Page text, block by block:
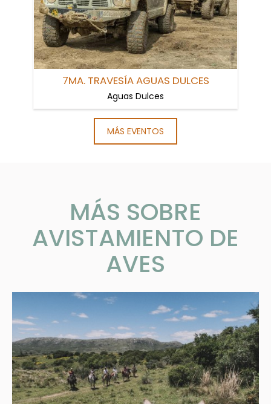
7MA. TRAVESÍA AGUAS DULCES
Aguas Dulces
MÁS EVENTOS
MÁS SOBRE
AVISTAMIENTO DE
AVES